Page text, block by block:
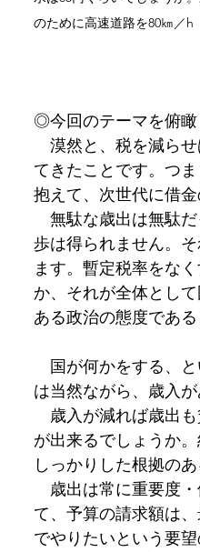
のために高速道路を80㎞／h
◎今回のテーマを俯瞰
漠然と、税を減らせ
てきたことです。つ
抱えて、次世代に借
無駄な歳出は無駄だ
歩は得られません。
ます。暫定税率をな
か、それが全体とし
ある政治の態度である
国が何かをする、と
は当然ながら、歳入が
歳入が減れば歳出も
が出来るでしょうか
しっかりした根拠のあ
歳出は常に重要度・
て、予算の請求額は
でやりたいという要